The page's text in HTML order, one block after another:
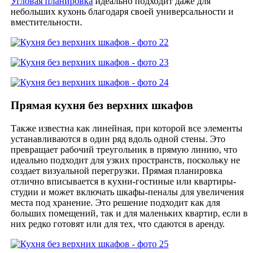
небольших кухонь благодаря своей универсальности и
вместительности.
Прямая кухня без верхних шкафов
Также известна как линейная, при которой все элементы
устанавливаются в один ряд вдоль одной стены. Это
превращает рабочий треугольник в прямую линию, что
идеально подходит для узких пространств, поскольку не
создает визуальной перегрузки. Прямая планировка
отлично вписывается в кухни-гостиные или квартиры-
студии и может включать шкафы-пеналы для увеличения
места под хранение. Это решение подходит как для
больших помещений, так и для маленьких квартир, если в
них редко готовят или для тех, что сдаются в аренду.